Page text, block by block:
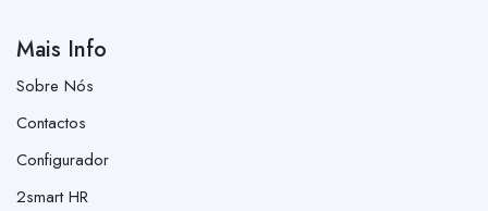
Mais Info
Sobre Nós
Contactos
Configurador
2smart HR